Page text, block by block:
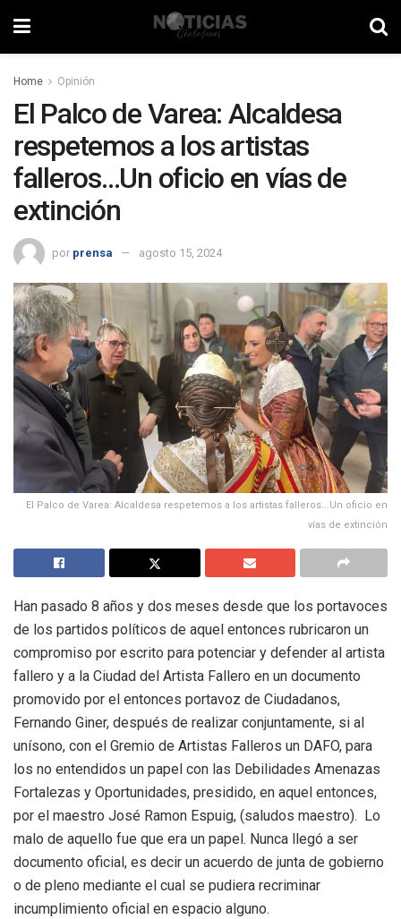
Home Opinión
El Palco de Varea: Alcaldesa
respetemos a los artistas
falleros…Un oficio en vías de
extinción
por prensa agosto 15, 2024
El Palco de Varea: Alcaldesa respetemos a los artistas falleros...Un oficio en
vías de extinción
Han pasado 8 años y dos meses desde que los portavoces
de los partidos políticos de aquel entonces rubricaron un
compromiso por escrito para potenciar y defender al artista
fallero y a la Ciudad del Artista Fallero en un documento
promovido por el entonces portavoz de Ciudadanos,
Fernando Giner, después de realizar conjuntamente, si al
unísono, con el Gremio de Artistas Falleros un DAFO, para
los no entendidos un papel con las Debilidades Amenazas
Fortalezas y Oportunidades, presidido, en aquel entonces,
por el maestro José Ramon Espuig, (saludos maestro). Lo
malo de aquello fue que era un papel. Nunca llegó a ser
documento oficial, es decir un acuerdo de junta de gobierno
o de pleno mediante el cual se pudiera recriminar
incumplimiento oficial en espacio alguno.